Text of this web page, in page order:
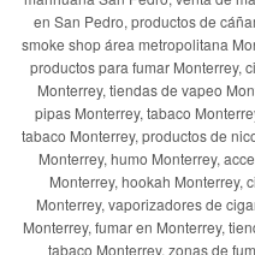
en San Pedro, productos de
smoke shop área metropolitana
productos para fumar Monterrey,
Monterrey, tiendas de vapeo
pipas Monterrey, tabaco
tabaco Monterrey, productos de
Monterrey, humo Monterrey,
Monterrey, hookah Monterrey,
Monterrey, vaporizadores de
Monterrey, fumar en Monterrey,
tabaco Monterrey, zonas de